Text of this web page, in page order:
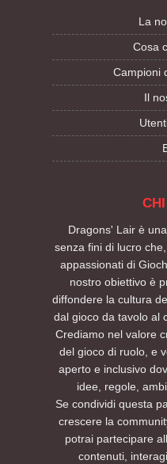
La
Cosa
Campioni
Il
Dragons' Lair è
senza fini di lucro
appassionati di
nostro obiettivo è
diffondere la cultura
dal gioco da tavolo al
Crediamo nel valore
del gioco di ruolo, e
aperto e inclusivo
idee, regole,
Se condividi questa
crescere la
potrai partecipare
contenuti,